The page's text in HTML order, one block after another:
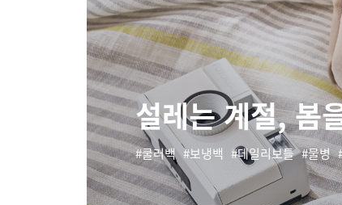
설레는 계절, 봄
쿨러백 보냉백 데일리보틀 물병